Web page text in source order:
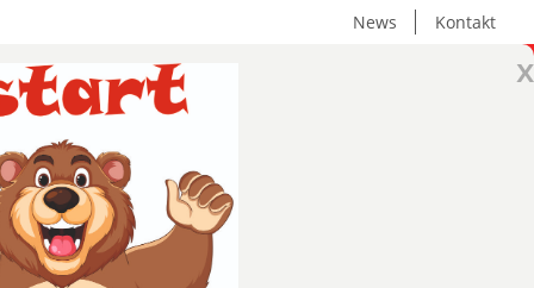
News Kontakt
x